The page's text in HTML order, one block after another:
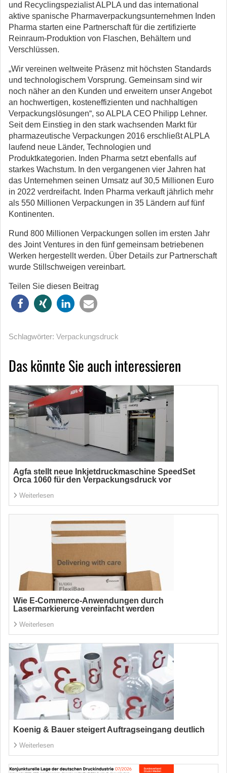
und Recyclingspezialist ALPLA und das international
aktive spanische Pharmaverpackungsunternehmen Inden
Pharma starten eine Partnerschaft für die zertifizierte
Reinraum-Produktion von Flaschen, Behältern und
Verschlüssen.
„Wir vereinen weltweite Präsenz mit höchsten Standards
und technologischem Vorsprung. Gemeinsam sind wir
noch näher an den Kunden und erweitern unser Angebot
an hochwertigen, kosteneffizienten und nachhaltigen
Verpackungslösungen“, so ALPLA CEO Philipp Lehner.
Seit dem Einstieg in den stark wachsenden Markt für
pharmazeutische Verpackungen 2016 erschließt ALPLA
laufend neue Länder, Technologien und
Produktkategorien. Inden Pharma setzt ebenfalls auf
starkes Wachstum. In den vergangenen vier Jahren hat
das Unternehmen seinen Umsatz auf 30,5 Millionen Euro
in 2022 verdreifacht. Inden Pharma verkauft jährlich mehr
als 550 Millionen Verpackungen in 35 Ländern auf fünf
Kontinenten.
Rund 800 Millionen Verpackungen sollen im ersten Jahr
des Joint Ventures in den fünf gemeinsam betriebenen
Werken hergestellt werden. Über Details zur Partnerschaft
wurde Stillschweigen vereinbart.
Teilen Sie diesen Beitrag
Schlagwörter: Verpackungsdruck
Das könnte Sie auch interessieren
Agfa stellt neue Inkjetdruckmaschine SpeedSet
Orca 1060 für den Verpackungsdruck vor
Weiterlesen
Wie E-Commerce-Anwendungen durch
Lasermarkierung vereinfacht werden
Weiterlesen
Koenig & Bauer steigert Auftragseingang deutlich
Weiterlesen